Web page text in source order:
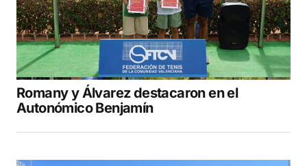
Romany y Álvarez destacaron en el
Autonómico Benjamín